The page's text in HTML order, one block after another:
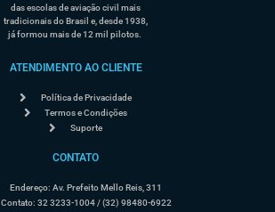
das escolas de aviação civil mais
tradicionais do Brasil e, desde 1938,
já formou mais de 12 mil pilotos.
ATENDIMENTO AO CLIENTE
Política de Privacidade
Termos e Condições
Suporte
CONTATO
Endereço: Av. Prefeito Mello Reis, 311
Contato: 32 3233-1004 / (32) 98480-6922